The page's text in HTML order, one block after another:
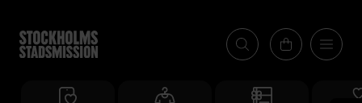
till
huvudinnehåll